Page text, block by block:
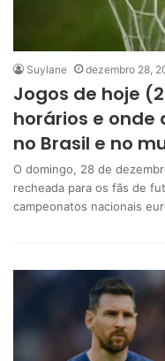
Suylane dezembro 28,
Jogos de hoje
horários e onde
no Brasil e no
O domingo, 28 de
recheada para os fãs de
campeonatos nacionais